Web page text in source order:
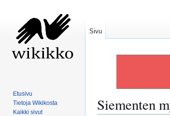
Siementen
Sivu
Etusivu
Tietoja Wikikosta
Kaikki sivut